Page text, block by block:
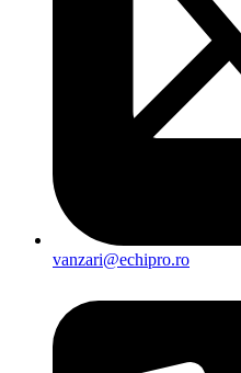
vanzari@echipro.ro